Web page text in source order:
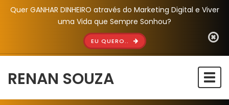
Quer GANHAR DINHEIRO através do Marketing Digital e Viver
uma Vida que Sempre Sonhou?
EU QUERO..
RENAN SOUZA